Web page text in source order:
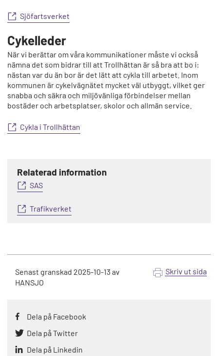
Sjöfartsverket
Cykelleder
När vi berättar om våra kommunikationer måste vi också
nämna det som bidrar till att Trollhättan är så bra att bo i:
nästan var du än bor är det lätt att cykla till arbetet. Inom
kommunen är cykelvägnätet mycket väl utbyggt, vilket ger
snabba och säkra och miljövänliga förbindelser mellan
bostäder och arbetsplatser, skolor och allmän service.
Cykla i Trollhättan
Relaterad information
SAS
Trafikverket
Senast granskad 2025-10-13av
HANSJO
Skriv ut sida
Dela på Facebook
Dela på Twitter
Dela på Linkedin